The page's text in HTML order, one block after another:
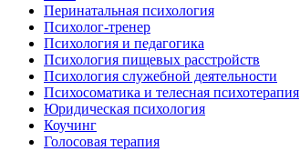
Перинатальная психология
Психолог-тренер
Психология и педагогика
Психология пищевых расстройств
Психология служебной деятельности
Психосоматика и телесная психотерапия
Юридическая психология
Коучинг
Голосовая терапия